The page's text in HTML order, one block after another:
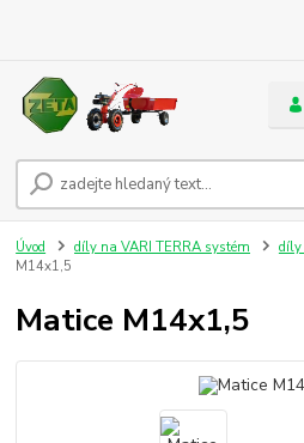
Úvod díly na VARI TERRA systém díly
M14x1,5
Matice M14x1,5